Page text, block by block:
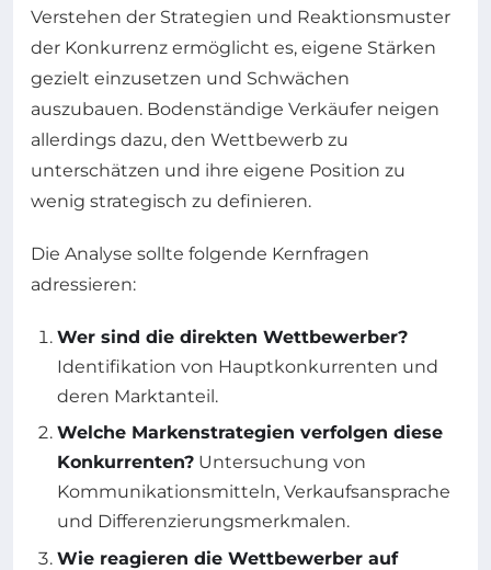
Verstehen der Strategien und Reaktionsmuster
der Konkurrenz ermöglicht es, eigene Stärken
gezielt einzusetzen und Schwächen
auszubauen. Bodenständige Verkäufer neigen
allerdings dazu, den Wettbewerb zu
unterschätzen und ihre eigene Position zu
wenig strategisch zu definieren.
Die Analyse sollte folgende Kernfragen
adressieren:
Wer sind die direkten Wettbewerber?
Identifikation von Hauptkonkurrenten und
deren Marktanteil.
Welche Markenstrategien verfolgen diese
Konkurrenten? Untersuchung von
Kommunikationsmitteln, Verkaufsansprache
und Differenzierungsmerkmalen.
Wie reagieren die Wettbewerber auf